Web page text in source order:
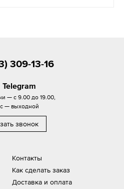
Контакты
Как сделать заказ
Доставка и оплата
309-13-16
Telegram
— с 9.00 до 19.00,
— выходной
звонок